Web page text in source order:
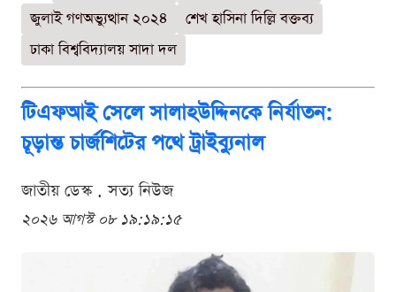
জুলাই গণঅভ্যুত্থান ২০২৪
শেখ হাসিনা দিল্লি বক্তব্য
ঢাকা বিশ্ববিদ্যালয় সাদা দল
টিএফআই সেলে সালাহউদ্দিনকে নির্যাতন:
চূড়ান্ত চার্জশিটের পথে ট্রাইব্যুনাল
জাতীয় ডেস্ক . সত্য নিউজ
২০২৬ আগস্ট ০৮ ১৯:১৯:১৫